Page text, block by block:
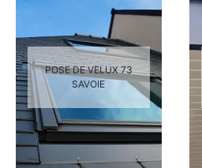
POSE DE VELUX 73
SAVOIE